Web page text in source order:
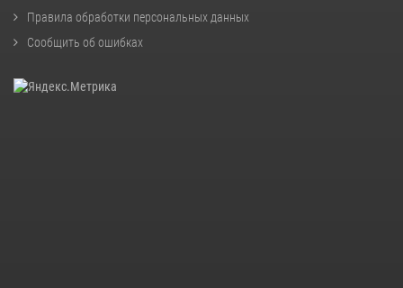
Правила обработки персональных данных
Сообщить об ошибках